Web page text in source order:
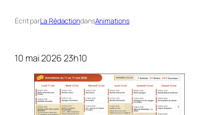
Écrit parLa RédactiondansAnimations
10 mai 2026 23h10